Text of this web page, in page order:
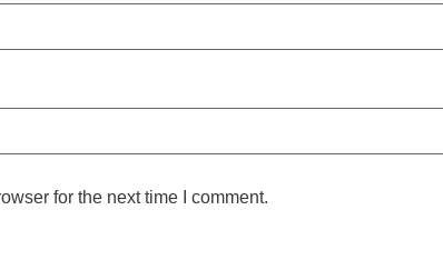
for the next time I comment.